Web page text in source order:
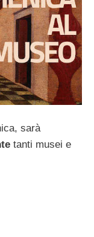
sarà
tanti musei e